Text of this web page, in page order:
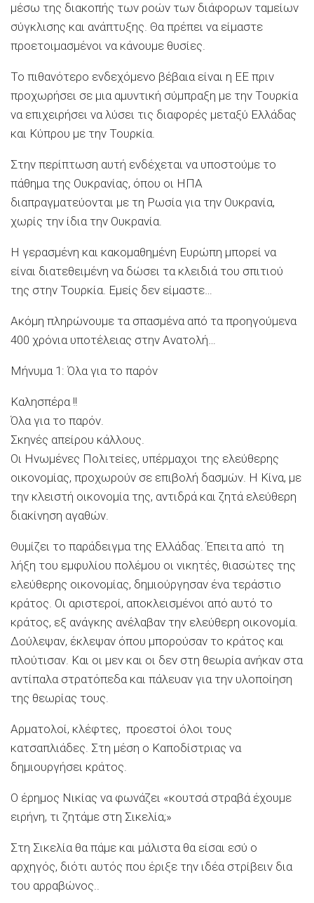
μέσω της διακοπής των ροών των διάφορων ταμείων
σύγκλισης και ανάπτυξης. Θα πρέπει να είμαστε
προετοιμασμένοι να κάνουμε θυσίες.
Το πιθανότερο ενδεχόμενο βέβαια είναι η ΕΕ πριν
προχωρήσει σε μια αμυντική σύμπραξη με την Τουρκία
να επιχειρήσει να λύσει τις διαφορές μεταξύ Ελλάδας
και Κύπρου με την Τουρκία.
Στην περίπτωση αυτή ενδέχεται να υποστούμε το
πάθημα της Ουκρανίας, όπου οι ΗΠΑ
διαπραγματεύονται με τη Ρωσία για την Ουκρανία,
χωρίς την ίδια την Ουκρανία.
Η γερασμένη και κακομαθημένη Ευρώπη μπορεί να
είναι διατεθειμένη να δώσει τα κλειδιά του σπιτιού
της στην Τουρκία. Εμείς δεν είμαστε…
Ακόμη πληρώνουμε τα σπασμένα από τα προηγούμενα
400 χρόνια υποτέλειας στην Ανατολή…
Μήνυμα 1: Όλα για το παρόν
Καλησπέρα !!
Όλα για το παρόν.
Σκηνές απείρου κάλλους.
Οι Ηνωμένες Πολιτείες, υπέρμαχοι της ελεύθερης
οικονομίας, προχωρούν σε επιβολή δασμών. Η Κίνα, με
την κλειστή οικονομία της, αντιδρά και ζητά ελεύθερη
διακίνηση αγαθών.
Θυμίζει το παράδειγμα της Ελλάδας. Έπειτα από τη
λήξη του εμφυλίου πολέμου οι νικητές, θιασώτες της
ελεύθερης οικονομίας, δημιούργησαν ένα τεράστιο
κράτος. Οι αριστεροί, αποκλεισμένοι από αυτό το
κράτος, εξ ανάγκης ανέλαβαν την ελεύθερη οικονομία.
Δούλεψαν, έκλεψαν όπου μπορούσαν το κράτος και
πλούτισαν. Και οι μεν και οι δεν στη θεωρία ανήκαν στα
αντίπαλα στρατόπεδα και πάλευαν για την υλοποίηση
της θεωρίας τους.
Αρματολοί, κλέφτες, προεστοί όλοι τους
κατσαπλιάδες. Στη μέση ο Καποδίστριας να
δημιουργήσει κράτος.
Ο έρημος Νικίας να φωνάζει «κουτσά στραβά έχουμε
ειρήνη, τι ζητάμε στη Σικελία;»
Στη Σικελία θα πάμε και μάλιστα θα είσαι εσύ ο
αρχηγός, διότι αυτός που έριξε την ιδέα στρίβειν δια
του αρραβώνος..